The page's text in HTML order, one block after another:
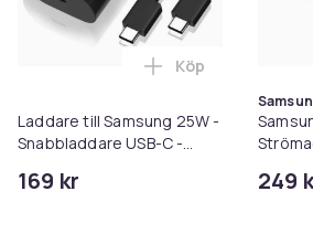
Ingång: 100–240V ~ 50/60Hz
Kompatibilitet: Galaxy S20
Laddare till Samsung 25W -
Snabbladdare USB-C -
169 kr
Lägg till Laddare
Köp
249